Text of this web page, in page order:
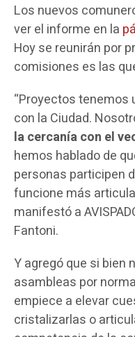
Los nuevos
ver el informe en la
Hoy se reunirán por
comisiones es las
“Proyectos tenemos
con la Ciudad.
la cercanía con el
hemos hablado de
personas participen
funcione más
manifestó a
Fantoni.
Y agregó que si bien
asambleas por
empiece a elevar
cristalizarlas o